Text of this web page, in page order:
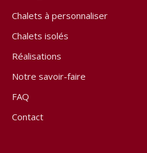
Chalets à personnaliser
Chalets isolés
Réalisations
Notre savoir-faire
FAQ
Contact